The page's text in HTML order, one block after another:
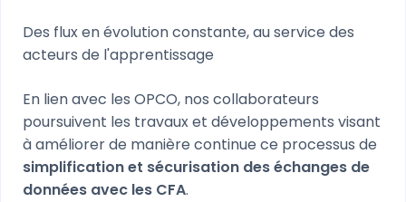
Des flux en évolution constante, au service des
acteurs de l'apprentissage
En lien avec les OPCO, nos collaborateurs
poursuivent les travaux et développements visant
à améliorer de manière continue ce processus de
simplification et sécurisation des échanges de
données avec les CFA.